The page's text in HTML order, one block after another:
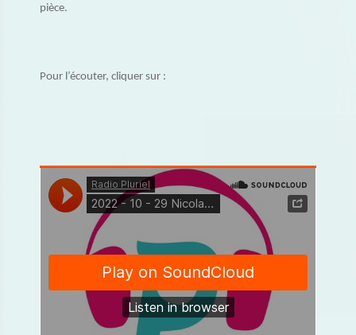
pièce.
Pour l’écouter, cliquer sur :